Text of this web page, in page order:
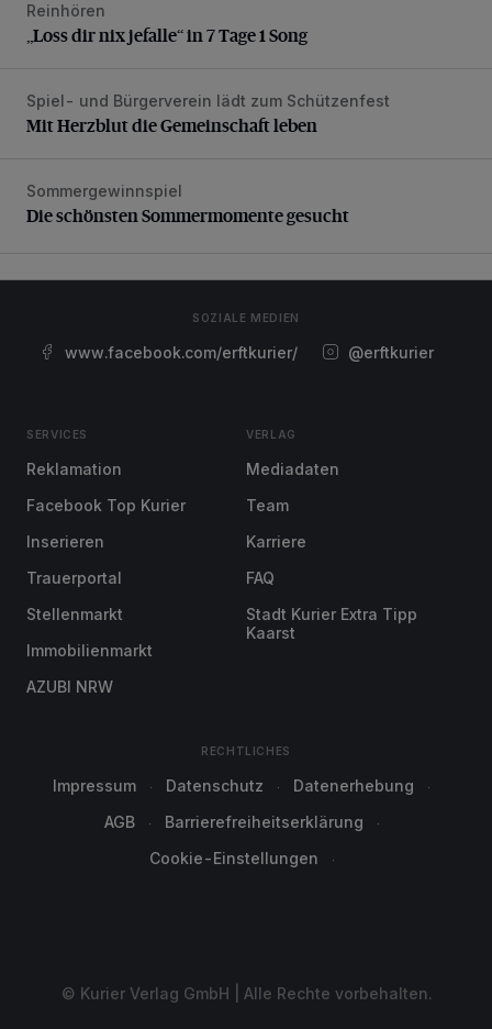
„Loss dir nix jefalle“ in 7 Tage 1 Song
Reinhören
„Loss dir nix jefalle“ in 7 Tage 1 Song
Mit Herzblut die Gemeinschaft leben
Spiel- und Bürgerverein lädt zum Schützenfest
Mit Herzblut die Gemeinschaft leben
Die schönsten Sommermomente gesucht
Sommergewinnspiel
Die schönsten Sommermomente gesucht
SOZIALE MEDIEN
www.facebook.com/erftkurier/ @erftkurier
SERVICES
Reklamation
Facebook Top Kurier
Inserieren
Trauerportal
Stellenmarkt
Immobilienmarkt
AZUBI NRW
VERLAG
Mediadaten
Team
Karriere
FAQ
Stadt Kurier Extra Tipp
Kaarst
RECHTLICHES
Impressum Datenschutz
Datenerhebung
AGB
Barrierefreiheitserklärung
Cookie-Einstellungen
© Kurier Verlag GmbH | Alle Rechte vorbehalten.